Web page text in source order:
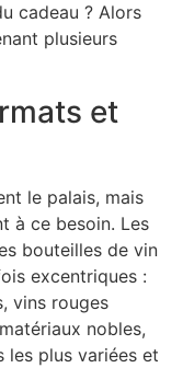
cadeau ? Alors
plusieurs
et
le palais, mais
à ce besoin. Les
bouteilles de vin
excentriques :
vins rouges
nobles,
les plus variées et